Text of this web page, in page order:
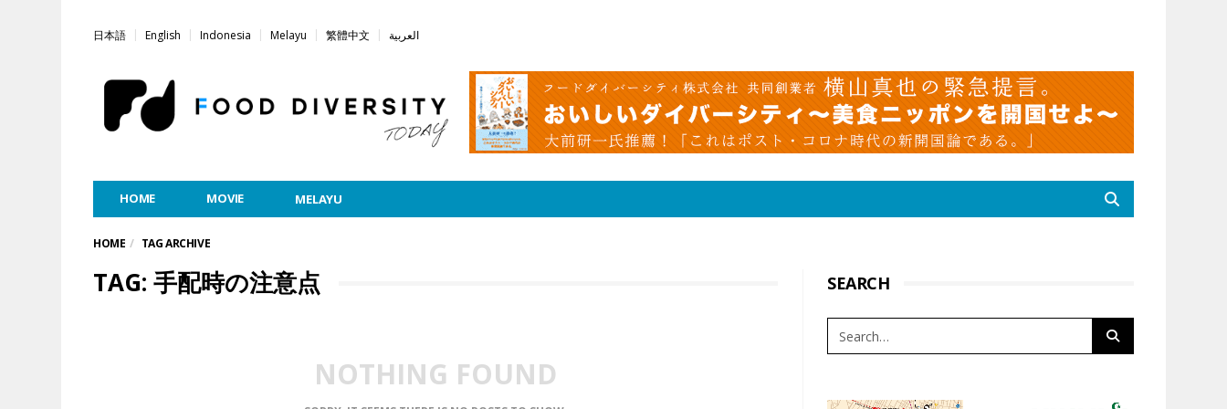
日本語 English Indonesia Melayu 繁體中文 العربية
HOME MOVIE MELAYU
HOME TAG ARCHIVE
TAG: 手配時の注意点
NOTHING FOUND
SEARCH